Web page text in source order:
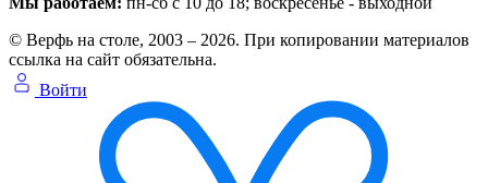
© Верфь на столе, 2003 – 2026. При копировании материалов
ссылка на сайт обязательна.
Войти